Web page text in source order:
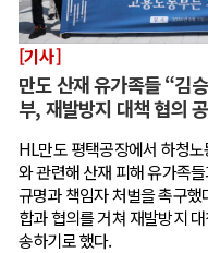
[기사]
만도 산재 유가족들 “김
부, 재발방지 대책 협의
HL만도 평택공장에서 하청
와 관련해 산재 피해 유가족
규명과 책임자 처벌을 촉구
합과 협의를 거쳐 재발방지
송하기로 했다.